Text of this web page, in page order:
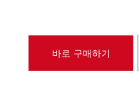
바로 구매하기